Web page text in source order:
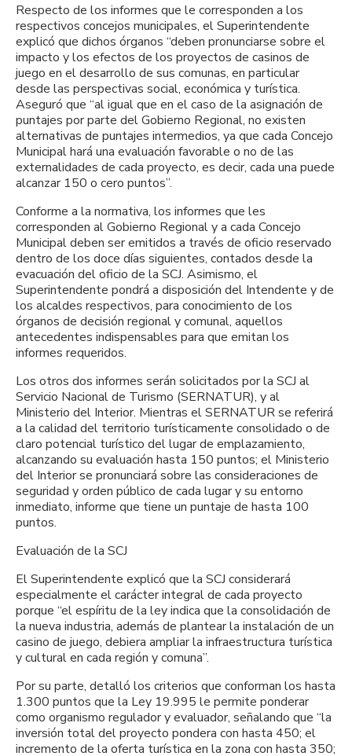
Respecto de los informes que le corresponden a los
respectivos concejos municipales, el Superintendente
explicó que dichos órganos “deben pronunciarse sobre el
impacto y los efectos de los proyectos de casinos de
juego en el desarrollo de sus comunas, en particular
desde las perspectivas social, económica y turística.
Aseguró que “al igual que en el caso de la asignación de
puntajes por parte del Gobierno Regional, no existen
alternativas de puntajes intermedios, ya que cada Concejo
Municipal hará una evaluación favorable o no de las
externalidades de cada proyecto, es decir, cada una puede
alcanzar 150 o cero puntos”.
Conforme a la normativa, los informes que les
corresponden al Gobierno Regional y a cada Concejo
Municipal deben ser emitidos a través de oficio reservado
dentro de los doce días siguientes, contados desde la
evacuación del oficio de la SCJ. Asimismo, el
Superintendente pondrá a disposición del Intendente y de
los alcaldes respectivos, para conocimiento de los
órganos de decisión regional y comunal, aquellos
antecedentes indispensables para que emitan los
informes requeridos.
Los otros dos informes serán solicitados por la SCJ al
Servicio Nacional de Turismo (SERNATUR), y al
Ministerio del Interior. Mientras el SERNATUR se referirá
a la calidad del territorio turísticamente consolidado o de
claro potencial turístico del lugar de emplazamiento,
alcanzando su evaluación hasta 150 puntos; el Ministerio
del Interior se pronunciará sobre las consideraciones de
seguridad y orden público de cada lugar y su entorno
inmediato, informe que tiene un puntaje de hasta 100
puntos.
Evaluación de la SCJ
El Superintendente explicó que la SCJ considerará
especialmente el carácter integral de cada proyecto
porque “el espíritu de la ley indica que la consolidación de
la nueva industria, además de plantear la instalación de un
casino de juego, debiera ampliar la infraestructura turística
y cultural en cada región y comuna”.
Por su parte, detalló los criterios que conforman los hasta
1.300 puntos que la Ley 19.995 le permite ponderar
como organismo regulador y evaluador, señalando que “la
inversión total del proyecto pondera con hasta 450; el
incremento de la oferta turística en la zona con hasta 350;